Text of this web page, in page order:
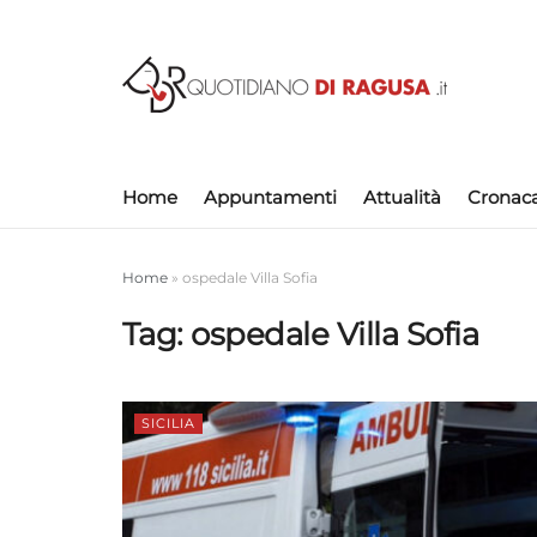
Home Appuntamenti Attualità
Home » ospedale Villa Sofia
Tag: ospedale Villa Sofia
SICILIA